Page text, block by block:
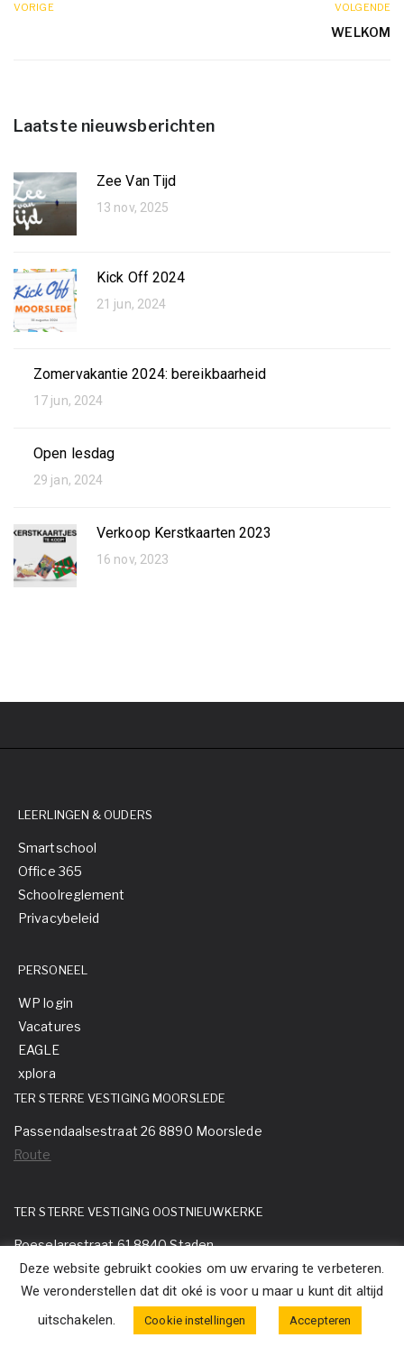
VORIGE VOLGENDE
WELKOM
Laatste nieuwsberichten
Zee Van Tijd
13 nov, 2025
Kick Off 2024
21 jun, 2024
Zomervakantie 2024: bereikbaarheid
17 jun, 2024
Open lesdag
29 jan, 2024
Verkoop Kerstkaarten 2023
16 nov, 2023
LEERLINGEN & OUDERS
Smartschool
Office 365
Schoolreglement
Privacybeleid
PERSONEEL
WP login
Vacatures
EAGLE
xplora
TER STERRE VESTIGING MOORSLEDE
Passendaalsestraat 26 8890 Moorslede
Route
TER STERRE VESTIGING OOSTNIEUWKERKE
Roeselarestraat 61 8840 Staden
Route
Deze website gebruikt cookies om uw ervaring te verbeteren.
We veronderstellen dat dit oké is voor u maar u kunt dit altijd
uitschakelen.
Cookie instellingen Accepteren